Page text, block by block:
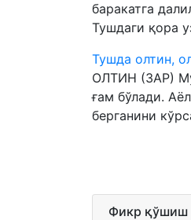
баракатга
Тушдаги қора
Тушда олтин,
ОЛТИН (ЗАР)
ғам бўлади.
берганини
Фикр қўшиш